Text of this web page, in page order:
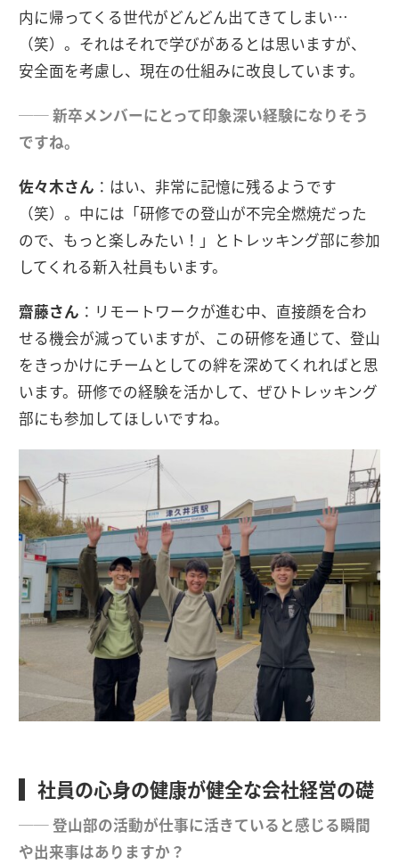
内に帰ってくる世代がどんどん出てきてしまい…
（笑）。それはそれで学びがあるとは思いますが、
安全面を考慮し、現在の仕組みに改良しています。
── 新卒メンバーにとって印象深い経験になりそう
ですね。
佐々木さん ：はい、非常に記憶に残るようです
（笑）。中には「研修での登山が不完全燃焼だった
ので、もっと楽しみたい！」とトレッキング部に参加
してくれる新入社員もいます。
齋藤さん ：リモートワークが進む中、直接顔を合わ
せる機会が減っていますが、この研修を通じて、登山
をきっかけにチームとしての絆を深めてくれればと思
います。研修での経験を活かして、ぜひトレッキング
部にも参加してほしいですね。
社員の心身の健康が健全な会社経営の礎
── 登山部の活動が仕事に活きていると感じる瞬間
や出来事はありますか？